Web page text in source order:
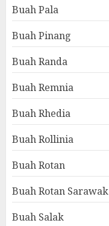
Buah Pala
Buah Pinang
Buah Randa
Buah Remnia
Buah Rhedia
Buah Rollinia
Buah Rotan
Buah Rotan Sarawak
Buah Salak